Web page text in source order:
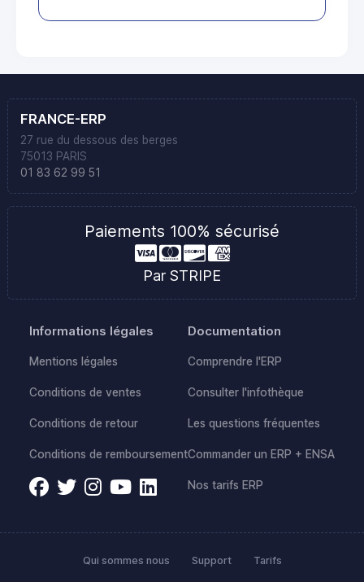
FRANCE-ERP
27 rue du dessous des berges
75013 PARIS
01 83 62 99 51
Paiements 100% sécurisé
Par STRIPE
Informations légales
Mentions légales
Conditions de ventes
Conditions de retour
Conditions de remboursement
Documentation
Comprendre l'ERP
Consulter l'infothèque
Les questions fréquentes
Commander un ERP + ENSA
Nos tarifs ERP
Qui sommes nous Support Tarifs